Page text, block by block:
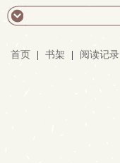
首页 书架 阅读记录